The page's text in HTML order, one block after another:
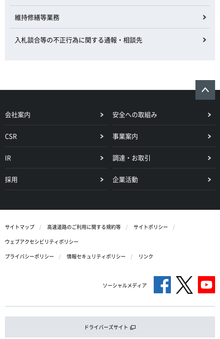
維持修繕等業務
入札談合等の不正行為に関する通報・相談先
会社案内 安全への取組み
CSR 事業案内
IR 調達・お取引
採用 企業活動
サイトマップ 高速道路のご利用に関する規約等
サイトポリシー
ウェブアクセシビリティポリシー
プライバシーポリシー
情報セキュリティポリシー リンク
ソーシャルメディア
ドライバーズサイト